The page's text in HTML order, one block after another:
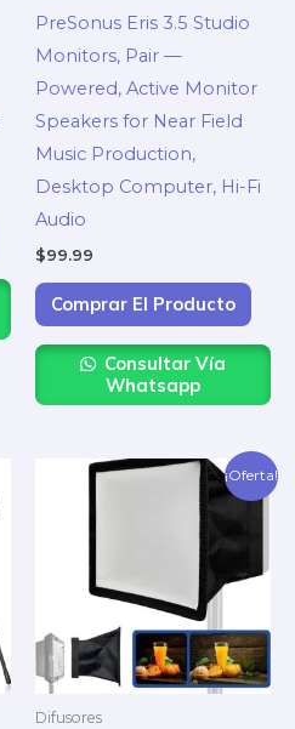
PreSonus Eris 3.5 Studio
Monitors, Pair —
Powered, Active Monitor
Speakers for Near Field
Music Production,
Desktop Computer, Hi-Fi
Audio
$99.99
Comprar El Producto
Consultar Vía
Whatsapp
¡Oferta!
Difusores
El
El